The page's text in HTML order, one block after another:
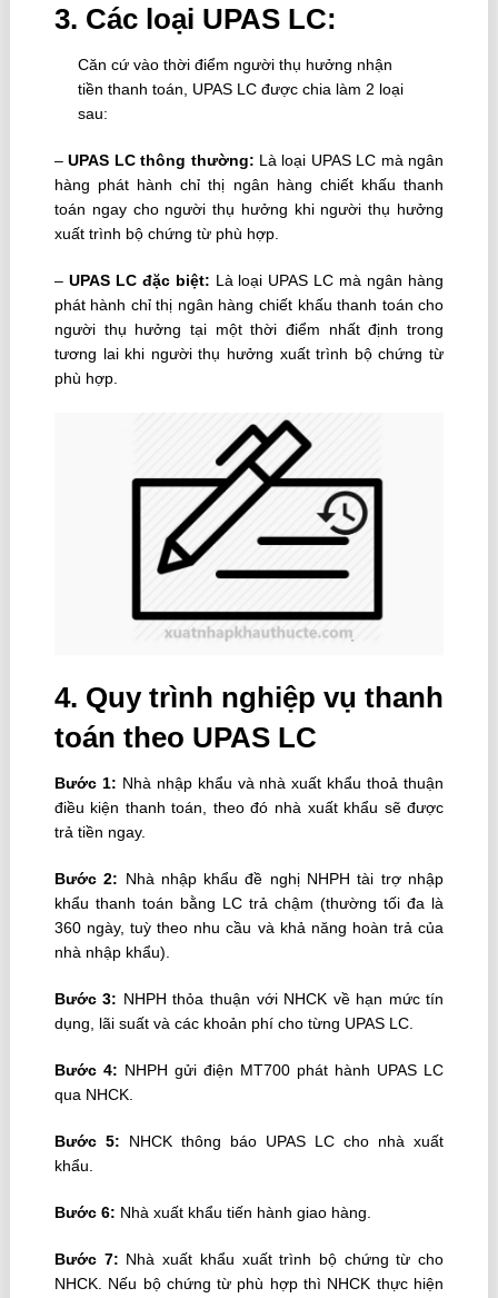
3. Các loại UPAS LC:
Căn cứ vào thời điểm người thụ hưởng nhận
tiền thanh toán, UPAS LC được chia làm 2 loại
sau:
–UPAS LC thông thường: Là loại UPAS LC mà ngân
hàng phát hành chỉ thị ngân hàng chiết khấu thanh
toán ngay cho người thụ hưởng khi người thụ hưởng
xuất trình bộ chứng từ phù hợp.
– UPAS LC đặc biệt: Là loại UPAS LC mà ngân hàng
phát hành chỉ thị ngân hàng chiết khấu thanh toán cho
người thụ hưởng tại một thời điểm nhất định trong
tương lai khi người thụ hưởng xuất trình bộ chứng từ
phù hợp.
4. Quy trình nghiệp vụ thanh
toán theo UPAS LC
Bước 1: Nhà nhập khẩu và nhà xuất khẩu thoả thuận
điều kiện thanh toán, theo đó nhà xuất khẩu sẽ được
trả tiền ngay.
Bước 2: Nhà nhập khẩu đề nghị NHPH tài trợ nhập
khẩu thanh toán bằng LC trả chậm (thường tối đa là
360 ngày, tuỳ theo nhu cầu và khả năng hoàn trả của
nhà nhập khẩu).
Bước 3: NHPH thỏa thuận với NHCK về hạn mức tín
dụng, lãi suất và các khoản phí cho từng UPAS LC.
Bước 4: NHPH gửi điện MT700 phát hành UPAS LC
qua NHCK.
Bước 5: NHCK thông báo UPAS LC cho nhà xuất
khẩu.
Bước 6: Nhà xuất khẩu tiến hành giao hàng.
Bước 7: Nhà xuất khẩu xuất trình bộ chứng từ cho
NHCK. Nếu bộ chứng từ phù hợp thì NHCK thực hiện